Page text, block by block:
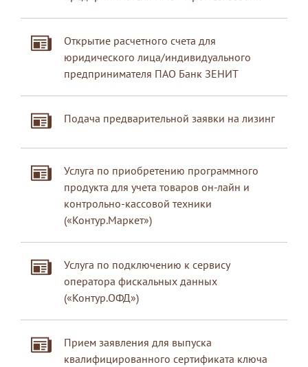
Открытие расчетного счета для
юридического лица/индивидуального
предпринимателя ПАО Банк ЗЕНИТ
Подача предварительной заявки на лизинг
Услуга по приобретению программного
продукта для учета товаров он-лайн и
контрольно-кассовой техники
(«Контур.Маркет»)
Услуга по подключению к сервису
оператора фискальных данных
(«Контур.ОФД»)
Прием заявления для выпуска
квалифицированного сертификата ключа